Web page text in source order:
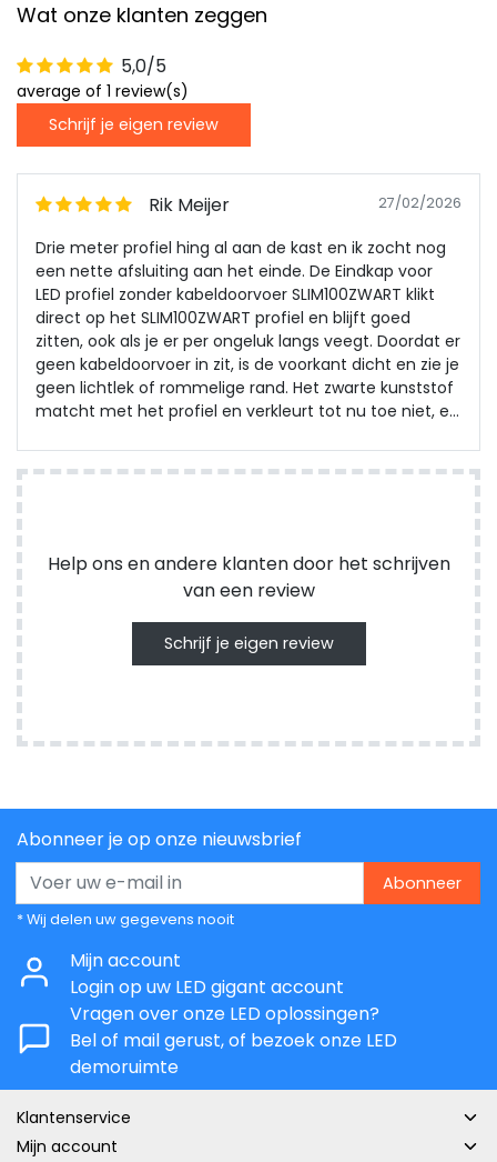
Wat onze klanten zeggen
5,0/5
average of 1 review(s)
Schrijf je eigen review
Rik Meijer 27/02/2026
Drie meter profiel hing al aan de kast en ik zocht nog
een nette afsluiting aan het einde. De Eindkap voor
LED profiel zonder kabeldoorvoer SLIM100ZWART klikt
direct op het SLIM100ZWART profiel en blijft goed
zitten, ook als je er per ongeluk langs veegt. Doordat er
geen kabeldoorvoer in zit, is de voorkant dicht en zie je
geen lichtlek of rommelige rand. Het zwarte kunststof
matcht met het profiel en verkleurt tot nu toe niet, en
het gemonteerd had.
Help ons en andere klanten door het schrijven
van een review
Schrijf je eigen review
Abonneer je op onze nieuwsbrief
Abonneer
* Wij delen uw gegevens nooit
Mijn account
Login op uw LED gigant account
Vragen over onze LED oplossingen?
Bel of mail gerust, of bezoek onze LED
demoruimte
Klantenservice
Mijn account